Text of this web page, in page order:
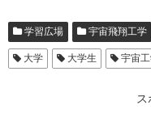
学習広場 宇宙飛翔工学
大学 大学生 宇宙